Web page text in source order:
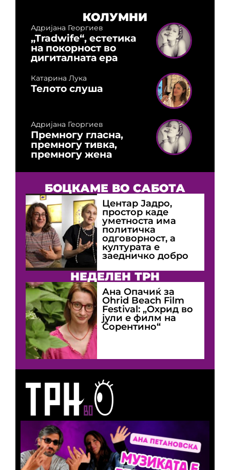
КОЛУМНИ
Адријана Георгиев
„Tradwife“, естетика
на покорност во
дигиталната ера
Катарина Лука
Телото слуша
Адријана Георгиев
Премногу гласна,
премногу тивка,
премногу жена
БОЦКАМЕ ВО САБОТА
Центар Јадро,
простор каде
уметноста има
политичка
одговорност, а
културата е
заедничко добро
НЕДЕЛЕН ТРН
Ана Опачиќ за
Оhrid Beach Film
Festival: „Охрид во
јули е филм на
Сорентино“